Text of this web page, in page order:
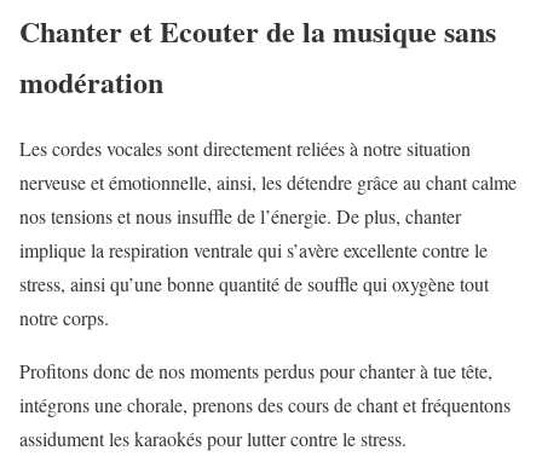
Chanter et Ecouter de la musique sans
modération
Les cordes vocales sont directement reliées à notre situation
nerveuse et émotionnelle, ainsi, les détendre grâce au chant calme
nos tensions et nous insuffle de l’énergie. De plus, chanter
implique la respiration ventrale qui s’avère excellente contre le
stress, ainsi qu’une bonne quantité de souffle qui oxygène tout
notre corps.
Profitons donc de nos moments perdus pour chanter à tue tête,
intégrons une chorale, prenons des cours de chant et fréquentons
assidument les karaokés pour lutter contre le stress.